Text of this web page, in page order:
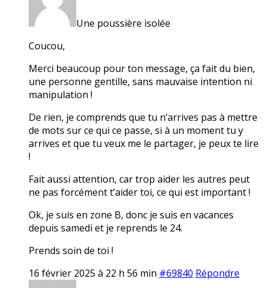
Une poussière isolée
Coucou,
Merci beaucoup pour ton message, ça fait du bien,
une personne gentille, sans mauvaise intention ni
manipulation !
De rien, je comprends que tu n’arrives pas à mettre
de mots sur ce qui ce passe, si à un moment tu y
arrives et que tu veux me le partager, je peux te lire
!
Fait aussi attention, car trop aider les autres peut
ne pas forcément t’aider toi, ce qui est important !
Ok, je suis en zone B, donc je suis en vacances
depuis samedi et je reprends le 24.
Prends soin de toi !
16 février 2025 à 22 h 56 min #69840 Répondre